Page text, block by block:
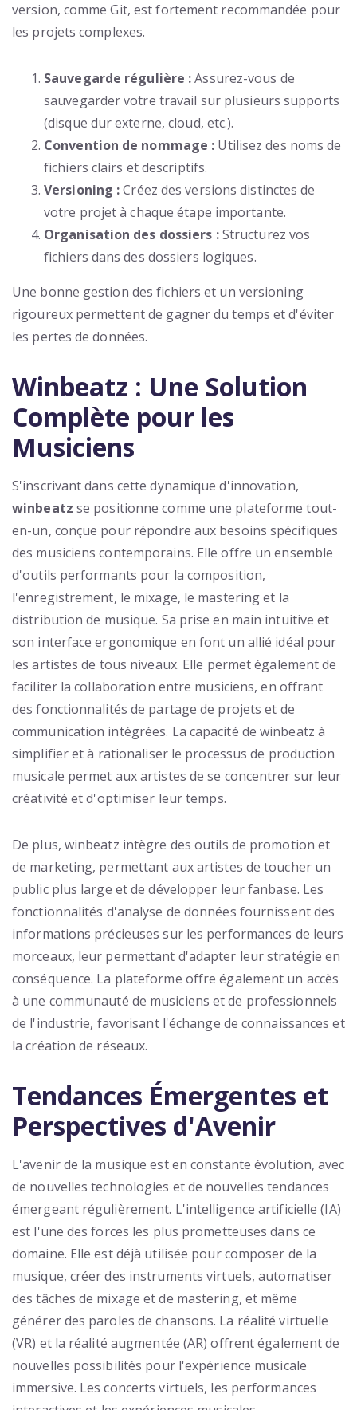
version, comme Git, est fortement recommandée pour
les projets complexes.
Sauvegarde régulière :Assurez-vous de
sauvegarder votre travail sur plusieurs supports
(disque dur externe, cloud, etc.).
Convention de nommage : Utilisez des noms de
fichiers clairs et descriptifs.
Versioning :Créez des versions distinctes de
votre projet à chaque étape importante.
Organisation des dossiers :Structurez vos
fichiers dans des dossiers logiques.
Une bonne gestion des fichiers et un versioning
rigoureux permettent de gagner du temps et d'éviter
les pertes de données.
Winbeatz : Une Solution
Complète pour les
Musiciens
S'inscrivant dans cette dynamique d'innovation,
winbeatz se positionne comme une plateforme tout-
en-un, conçue pour répondre aux besoins spécifiques
des musiciens contemporains. Elle offre un ensemble
d'outils performants pour la composition,
l'enregistrement, le mixage, le mastering et la
distribution de musique. Sa prise en main intuitive et
son interface ergonomique en font un allié idéal pour
les artistes de tous niveaux. Elle permet également de
faciliter la collaboration entre musiciens, en offrant
des fonctionnalités de partage de projets et de
communication intégrées. La capacité de winbeatz à
simplifier et à rationaliser le processus de production
musicale permet aux artistes de se concentrer sur leur
créativité et d'optimiser leur temps.
De plus, winbeatz intègre des outils de promotion et
de marketing, permettant aux artistes de toucher un
public plus large et de développer leur fanbase. Les
fonctionnalités d'analyse de données fournissent des
informations précieuses sur les performances de leurs
morceaux, leur permettant d'adapter leur stratégie en
conséquence. La plateforme offre également un accès
à une communauté de musiciens et de professionnels
de l'industrie, favorisant l'échange de connaissances et
la création de réseaux.
Tendances Émergentes et
Perspectives d'Avenir
L'avenir de la musique est en constante évolution, avec
de nouvelles technologies et de nouvelles tendances
émergeant régulièrement. L'intelligence artificielle (IA)
est l'une des forces les plus prometteuses dans ce
domaine. Elle est déjà utilisée pour composer de la
musique, créer des instruments virtuels, automatiser
des tâches de mixage et de mastering, et même
générer des paroles de chansons. La réalité virtuelle
(VR) et la réalité augmentée (AR) offrent également de
nouvelles possibilités pour l'expérience musicale
immersive. Les concerts virtuels, les performances